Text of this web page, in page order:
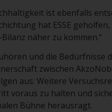
ist ebenfalls
hat ESSE geholfen,
Bilanz näher zu kommen.“
und die Bedürfnisse
zwischen
aus: Weitere
voraus zu halten und
Bühne herausragt.